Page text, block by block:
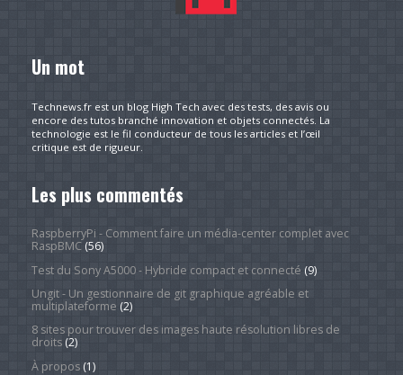
Un mot
Technews.fr est un blog High Tech avec des tests, des avis ou
encore des tutos branché innovation et objets connectés. La
technologie est le fil conducteur de tous les articles et l’œil
critique est de rigueur.
Les plus commentés
RaspberryPi - Comment faire un média-center complet avec
RaspBMC(56)
Test du Sony A5000 - Hybride compact et connecté (9)
Ungit - Un gestionnaire de git graphique agréable et
multiplateforme (2)
8 sites pour trouver des images haute résolution libres de
droits(2)
À propos(1)